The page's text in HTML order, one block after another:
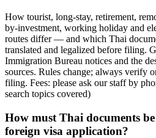
How tourist, long-stay, retirement,
by-investment, working holiday and
routes differ — and which Thai
translated and legalized before filing.
Immigration Bureau notices and the
sources. Rules change; always verify
filing. Fees: please ask our staff by
search topics covered)
How must Thai documents
foreign visa application?